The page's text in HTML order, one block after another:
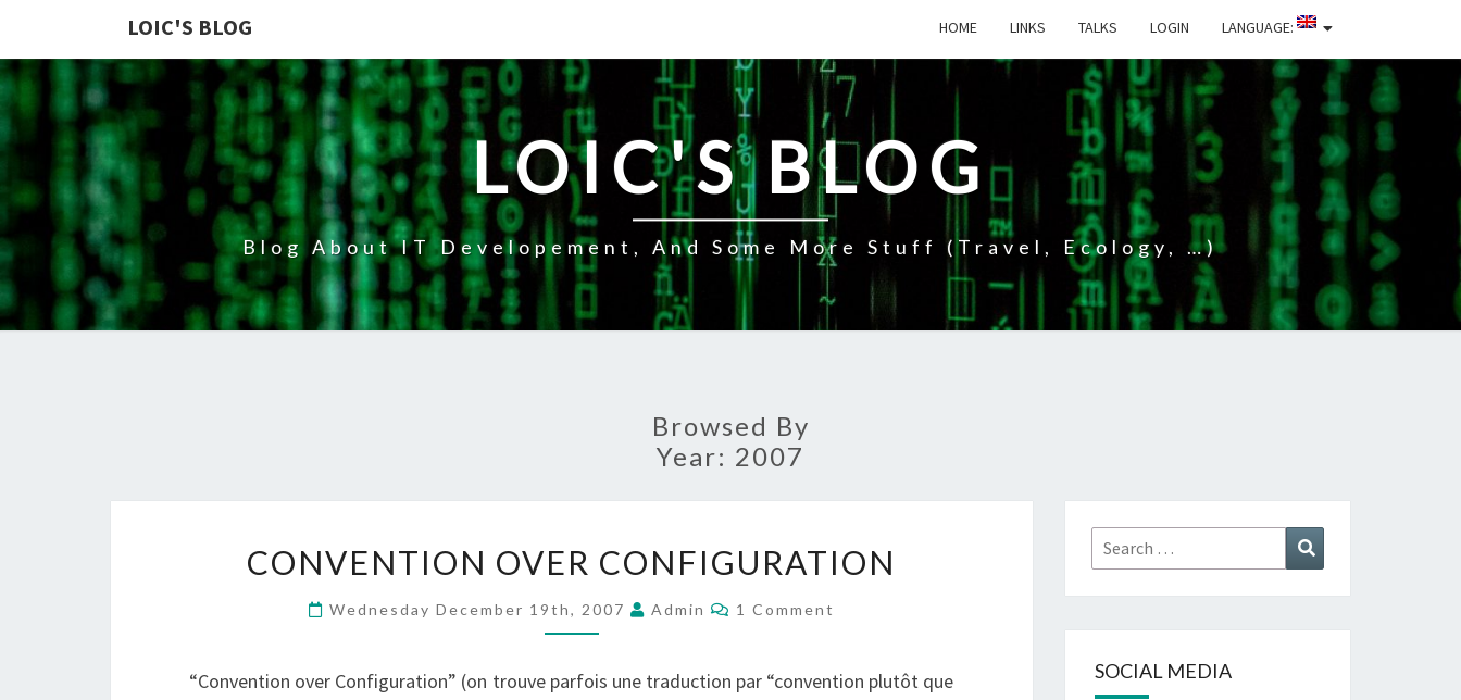
LOIC'S BLOG HOME LINKS TALKS LOGIN LANGUAGE:
LOIC'S BLOG
Blog About IT Developement, And Some More Stuff (travel, Ecology, …)
Browsed By
Year: 2007
OVER
CONFIGURATION
CONVENTION OVER CONFIGURATION
Wednesday December 19th, 2007 Admin Comments
1 Comment
“Convention over Configuration” (on trouve parfois une traduction par “convention plutôt que
Search
for:
SOCIAL MEDIA